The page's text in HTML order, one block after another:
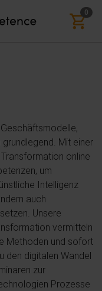
0
Mit einer
online
um
Intelligenz
auch
Unsere
vermitteln
Methoden und sofort
den digitalen Wandel
zur
Prozesse